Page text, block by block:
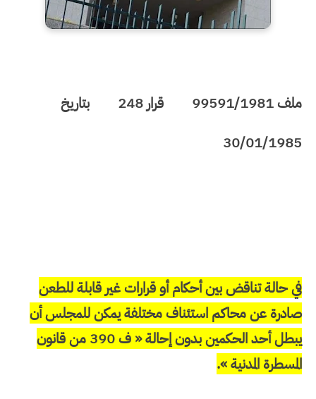
ملف 99591/1981 قرار 248 بتاريخ
30/01/1985
في حالة تناقض بين أحكام أو قرارات غير قابلة للطعن
صادرة عن محاكم استئناف مختلفة يمكن للمجلس أن
يبطل أحد الحكمين بدون إحالة « ف 390 من قانون
المسطرة المدنية ».